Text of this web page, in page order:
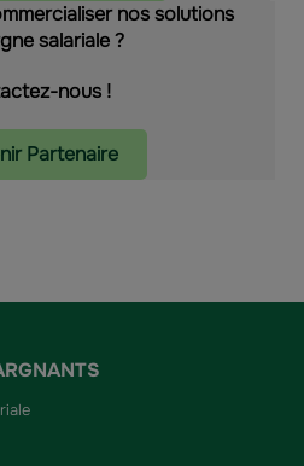
nos solutions
salariale ?
nous !
Partenaire